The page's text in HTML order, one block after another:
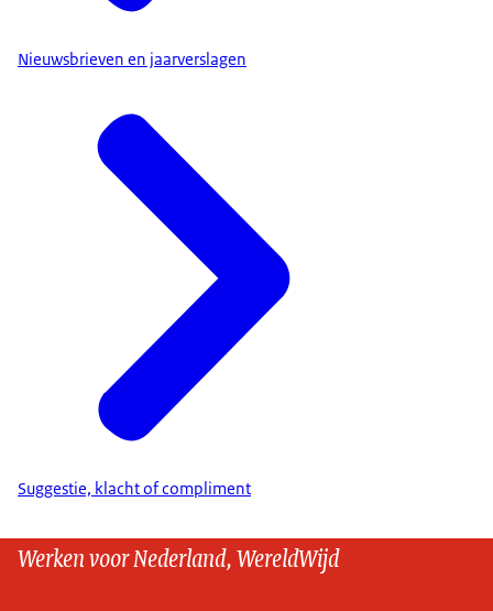
Nieuwsbrieven en jaarverslagen
Suggestie, klacht of compliment
Werken voor Nederland, WereldWijd